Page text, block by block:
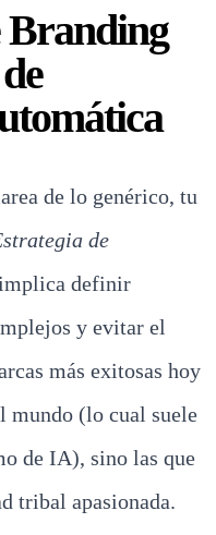
Branding
de lo genérico, tu
de
definir
y evitar el
más exitosas hoy
mundo (lo cual suele
de IA), sino las que
tribal apasionada.